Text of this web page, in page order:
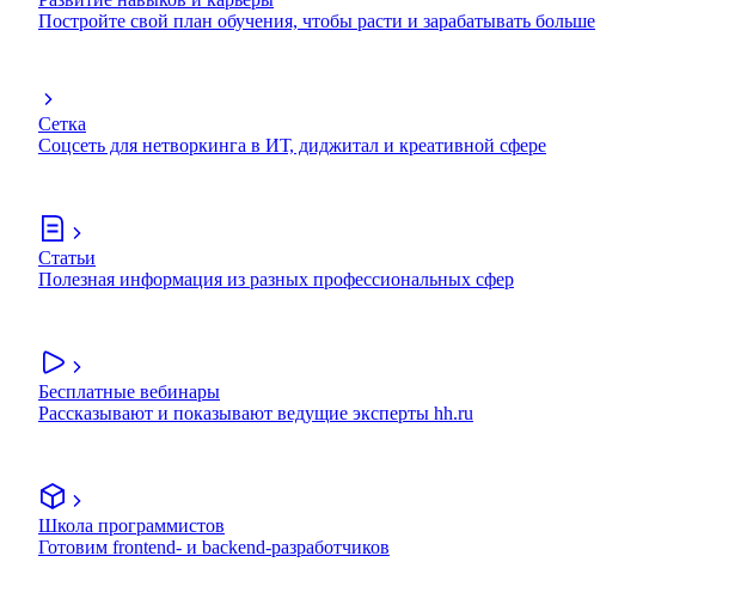
Постройте свой план обучения, чтобы расти и зарабатывать больше
Сетка
Соцсеть для нетворкинга в ИТ, диджитал и креативной сфере
Статьи
Полезная информация из разных профессиональных сфер
Бесплатные вебинары
Рассказывают и показывают ведущие эксперты hh.ru
Школа программистов
Готовим frontend- и backend-разработчиков